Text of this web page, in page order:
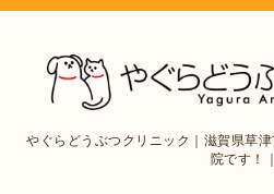
やぐらどうぶつクリニック｜滋賀県草
院です！｜